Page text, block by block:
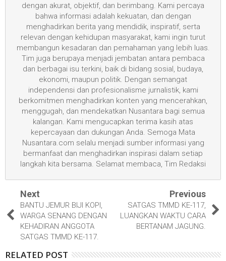
dengan akurat, objektif, dan berimbang. Kami percaya
bahwa informasi adalah kekuatan, dan dengan
menghadirkan berita yang mendidik, inspiratif, serta
relevan dengan kehidupan masyarakat, kami ingin turut
membangun kesadaran dan pemahaman yang lebih luas.
Tim juga berupaya menjadi jembatan antara pembaca
dan berbagai isu terkini, baik di bidang sosial, budaya,
ekonomi, maupun politik. Dengan semangat
independensi dan profesionalisme jurnalistik, kami
berkomitmen menghadirkan konten yang mencerahkan,
menggugah, dan mendekatkan Nusantara bagi semua
kalangan. Kami mengucapkan terima kasih atas
kepercayaan dan dukungan Anda. Semoga Mata
Nusantara.com selalu menjadi sumber informasi yang
bermanfaat dan menghadirkan inspirasi dalam setiap
langkah kita bersama. Selamat membaca, Tim Redaksi
Next
BANTU JEMUR BIJI KOPI,
WARGA SENANG DENGAN
KEHADIRAN ANGGOTA
SATGAS TMMD KE-117.
Previous
SATGAS TMMD KE-117,
LUANGKAN WAKTU CARA
BERTANAM JAGUNG.
RELATED POST